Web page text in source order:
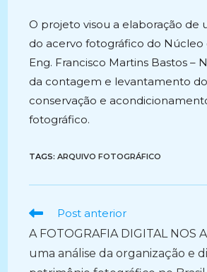
O projeto visou a elaboração de
do acervo fotográfico do Núcleo
Eng. Francisco Martins Bastos –
da contagem e levantamento
conservação e
fotográfico.
TAGS:ARQUIVO FOTOGRÁFICO
Ler
artigos
Post anterior
A FOTOGRAFIA DIGITAL NOS
uma análise da organização e